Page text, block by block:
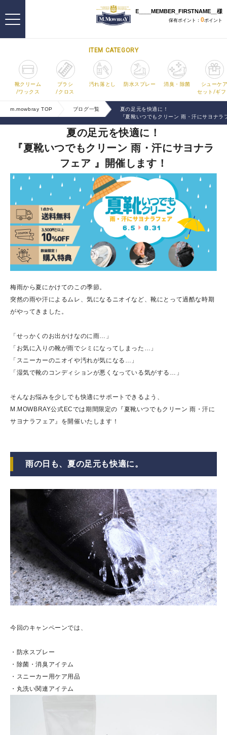
ITEM CATEGORY
靴クリーム
/ワックス
ブラシ
/クロス
汚れ落とし 防水スプレー 消臭・除菌
シューケ
セット/ギフ
m.mowbray TOP ブログ一覧
夏の足元を快適に！
『夏靴いつでもクリーン 雨・汗にサヨナラ
夏の足元を快適に！
『夏靴いつでもクリーン 雨・汗にサヨナラ
フェア 』開催します！
梅雨から夏にかけてのこの季節。
突然の雨や汗によるムレ、気になるニオイなど、靴にとって過酷な時期
がやってきました。
「せっかくのお出かけなのに雨…」
「お気に入りの靴が雨でシミになってしまった…」
「スニーカーのニオイや汚れが気になる…」
「湿気で靴のコンディションが悪くなっている気がする…」
そんなお悩みを少しでも快適にサポートできるよう、
M.MOWBRAY公式ECでは期間限定の『夏靴いつでもクリーン 雨・汗に
サヨナラフェア』を開催いたします！
雨の日も、夏の足元も快適に。
今回のキャンペーンでは、
・防水スプレー
・除菌・消臭アイテム
・スニーカー用ケア用品
・丸洗い関連アイテム